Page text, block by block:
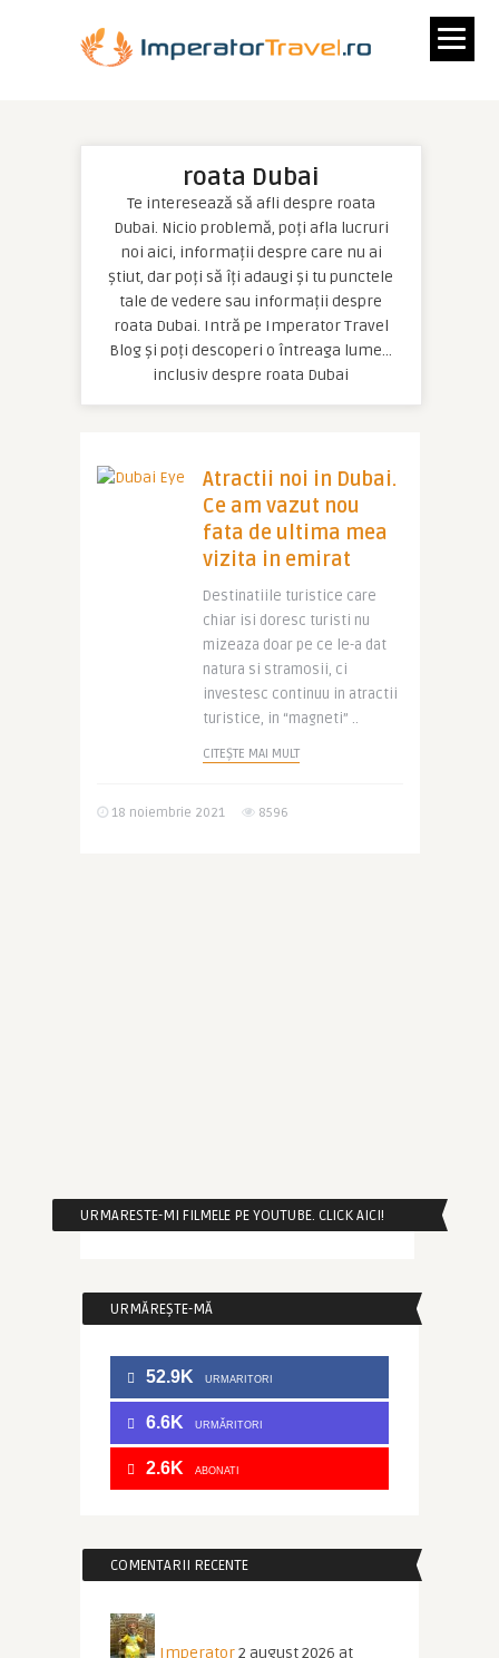
roata Dubai
Te interesează să afli despre roata
Dubai. Nicio problemă, poți afla lucruri
noi aici, informații despre care nu ai
știut, dar poți să îți adaugi și tu punctele
tale de vedere sau informații despre
roata Dubai. Intră pe Imperator Travel
Blog și poți descoperi o întreaga lume…
inclusiv despre roata Dubai
Atractii noi in Dubai.
Ce am vazut nou
fata de ultima mea
vizita in emirat
Destinatiile turistice care
chiar isi doresc turisti nu
mizeaza doar pe ce le-a dat
natura si stramosii, ci
investesc continuu in atractii
turistice, in “magneti” ..
CITEȘTE MAI MULT
18 noiembrie 2021 8596
URMARESTE-MI FILMELE PE YOUTUBE. CLICK AICI!
URMĂREȘTE-MĂ
52.9K URMARITORI
6.6K URMĂRITORI
2.6K ABONATI
COMENTARII RECENTE
Imperator2 august 2026 at